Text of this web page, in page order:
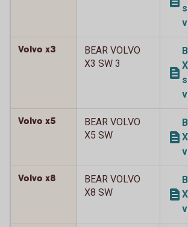
Volvo x3
BEAR VOLVO
X3 SW 3
Volvo x5
BEAR VOLVO
X5 SW
Volvo x8
BEAR VOLVO
X8 SW